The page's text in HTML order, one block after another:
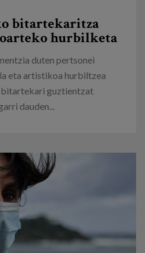
bitartekaritza
hurbilketa
duten pertsonei
eta artistikoa hurbiltzea
guztientzat
dauden...